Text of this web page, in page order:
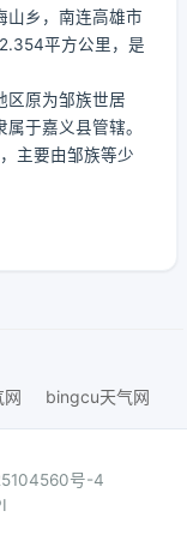
山乡，南连高雄市
平方公里，是
原为邹族世居
于嘉义县管辖。
主要由邹族等少
bingcu天气网
号-4